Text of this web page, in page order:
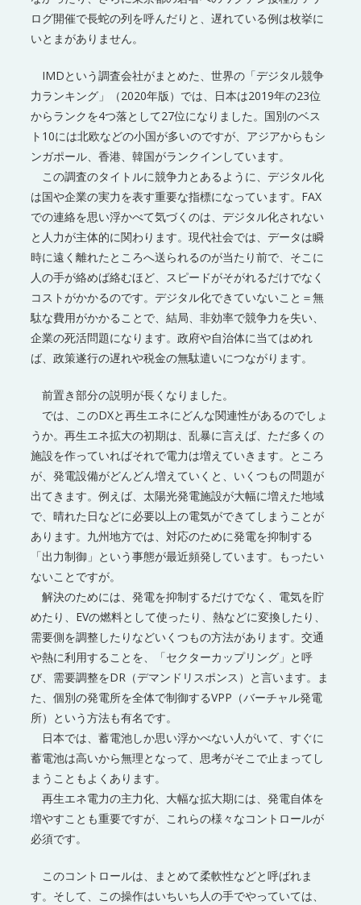
ログ開催で長蛇の列を呼んだりと、遅れている例は枚挙に
いとまがありません。
IMDという調査会社がまとめた、世界の「デジタル競争
力ランキング」（2020年版）では、日本は2019年の23位
からランクを4つ落として27位になりました。国別のベス
ト10には北欧などの小国が多いのですが、アジアからもシ
ンガポール、香港、韓国がランクインしています。
この調査のタイトルに競争力とあるように、デジタル化
は国や企業の実力を表す重要な指標になっています。FAX
での連絡を思い浮かべて気づくのは、デジタル化されない
と人力が主体的に関わります。現代社会では、データは瞬
時に遠く離れたところへ送られるのが当たり前で、そこに
人の手が絡めば絡むほど、スピードがそがれるだけでなく
コストがかかるのです。デジタル化できていないこと＝無
駄な費用がかかることで、結局、非効率で競争力を失い、
企業の死活問題になります。政府や自治体に当てはめれ
ば、政策遂行の遅れや税金の無駄遣いにつながります。
前置き部分の説明が長くなりました。
では、このDXと再生エネにどんな関連性があるのでしょ
うか。再生エネ拡大の初期は、乱暴に言えば、ただ多くの
施設を作っていればそれで電力は増えていきます。ところ
が、発電設備がどんどん増えていくと、いくつもの問題が
出てきます。例えば、太陽光発電施設が大幅に増えた地域
で、晴れた日などに必要以上の電気ができてしまうことが
あります。九州地方では、対応のために発電を抑制する
「出力制御」という事態が最近頻発しています。もったい
ないことですが。
解決のためには、発電を抑制するだけでなく、電気を貯
めたり、EVの燃料として使ったり、熱などに変換したり、
需要側を調整したりなどいくつもの方法があります。交通
や熱に利用することを、「セクターカップリング」と呼
び、需要調整をDR（デマンドリスポンス）と言います。ま
た、個別の発電所を全体で制御するVPP（バーチャル発電
所）という方法も有名です。
日本では、蓄電池しか思い浮かべない人がいて、すぐに
蓄電池は高いから無理となって、思考がそこで止まってし
まうこともよくあります。
再生エネ電力の主力化、大幅な拡大期には、発電自体を
増やすことも重要ですが、これらの様々なコントロールが
必須です。
このコントロールは、まとめて柔軟性などと呼ばれま
す。そして、この操作はいちいち人の手でやっていては、